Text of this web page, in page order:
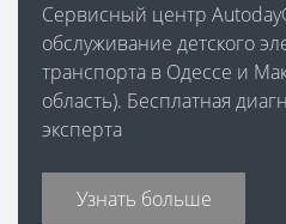
Сервисный центр
обслуживание детского
транспорта в Одессе и
область). Бесплатная
эксперта
Узнать больше